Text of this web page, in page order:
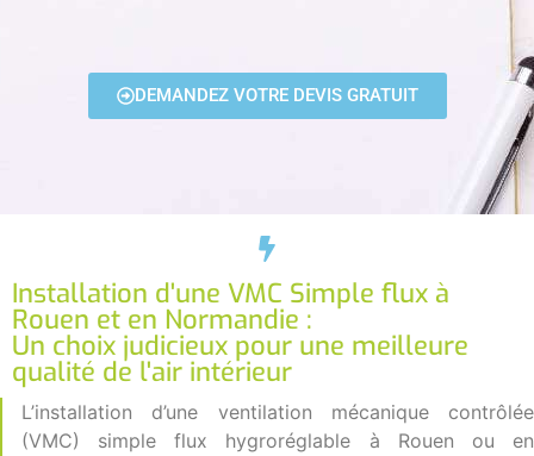
DEMANDEZ VOTRE DEVIS GRATUIT
Installation d'une VMC Simple flux à
Rouen et en Normandie :
Un choix judicieux pour une meilleure
qualité de l'air intérieur
L’installation d’une ventilation mécanique contrôlée
(VMC) simple flux hygroréglable à Rouen ou en